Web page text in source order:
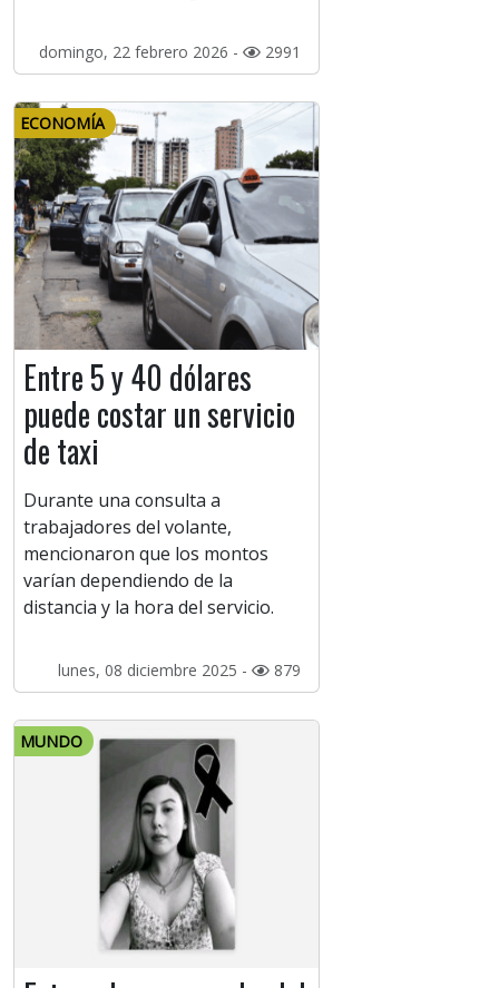
domingo, 22 febrero 2026 - 2991
ECONOMÍA
Entre 5 y 40 dólares
puede costar un servicio
de taxi
Durante una consulta a
trabajadores del volante,
mencionaron que los montos
varían dependiendo de la
distancia y la hora del servicio.
lunes, 08 diciembre 2025 - 879
MUNDO